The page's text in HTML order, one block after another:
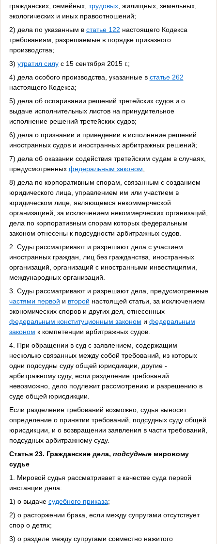
гражданских, семейных, трудовых, жилищных, земельных,
экологических и иных правоотношений;
2) дела по указанным в статье 122 настоящего Кодекса
требованиям, разрешаемые в порядке приказного
производства;
3) утратил силус 15 сентября 2015 г.;
4) дела особого производства, указанные в статье 262
настоящего Кодекса;
5) дела об оспаривании решений третейских судов и о
выдаче исполнительных листов на принудительное
исполнение решений третейских судов;
6) дела о признании и приведении в исполнение решений
иностранных судов и иностранных арбитражных решений;
7) дела об оказании содействия третейским судам в случаях,
предусмотренных федеральным законом;
8) дела по корпоративным спорам, связанным с созданием
юридического лица, управлением им или участием в
юридическом лице, являющемся некоммерческой
организацией, за исключением некоммерческих организаций,
дела по корпоративным спорам которых федеральным
законом отнесены к подсудности арбитражных судов.
2. Суды рассматривают и разрешают дела с участием
иностранных граждан, лиц без гражданства, иностранных
организаций, организаций с иностранными инвестициями,
международных организаций.
3. Суды рассматривают и разрешают дела, предусмотренные
частями первой и второй настоящей статьи, за исключением
экономических споров и других дел, отнесенных
федеральным конституционным законом и федеральным
законом к компетенции арбитражных судов.
4. При обращении в суд с заявлением, содержащим
несколько связанных между собой требований, из которых
одни подсудны суду общей юрисдикции, другие -
арбитражному суду, если разделение требований
невозможно, дело подлежит рассмотрению и разрешению в
суде общей юрисдикции.
Если разделение требований возможно, судья выносит
определение о принятии требований, подсудных суду общей
юрисдикции, и о возвращении заявления в части требований,
подсудных арбитражному суду.
Статья 23. Гражданские дела, подсудные мировому
судье
1. Мировой судья рассматривает в качестве суда первой
инстанции дела:
1) о выдаче судебного приказа;
2) о расторжении брака, если между супругами отсутствует
спор о детях;
3) о разделе между супругами совместно нажитого